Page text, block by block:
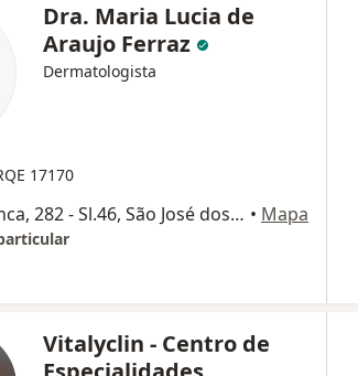
Dra. Maria Lucia de
Araujo Ferraz
Dermatologista
17170
Rua Esperanca, 282 - Sl.46, São José dos Campos • Mapa
Vitalyclin - Centro de